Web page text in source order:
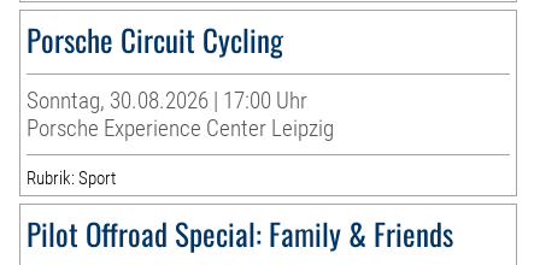
Porsche Circuit Cycling
Sonntag, 30.08.2026 | 17:00 Uhr
Porsche Experience Center Leipzig
Rubrik: Sport
Pilot Offroad Special: Family & Friends